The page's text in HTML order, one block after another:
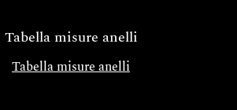
Tabella misure anelli
Tabella misure anelli